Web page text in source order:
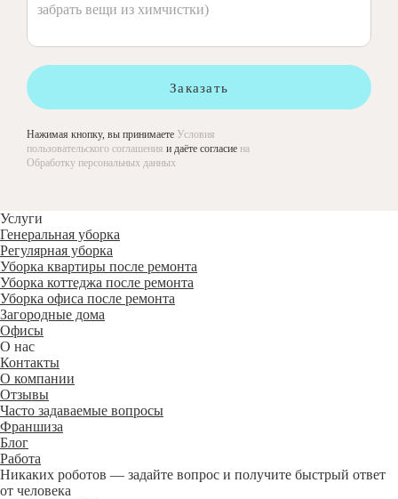
Заказать
Нажимая кнопку, вы принимаете Условия
пользовательского соглашения и даёте согласие на
Обработку персональных данных
Услуги
Генеральная уборка
Регулярная уборка
Уборка квартиры после ремонта
Уборка коттеджа после ремонта
Уборка офиса после ремонта
Загородные дома
Офисы
О нас
Контакты
О компании
Отзывы
Часто задаваемые вопросы
Франшиза
Блог
Работа
Никаких роботов — задайте вопрос и получите быстрый ответ
от человека